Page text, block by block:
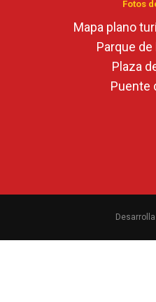
Fotos
Mapa plano
Parque de
Plaza
Puente